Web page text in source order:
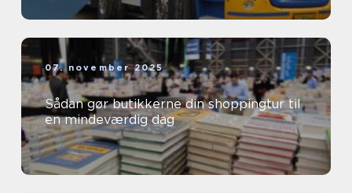
07. november 2025
Sådan gør butikkerne din shoppingtur til
en mindeværdig dag